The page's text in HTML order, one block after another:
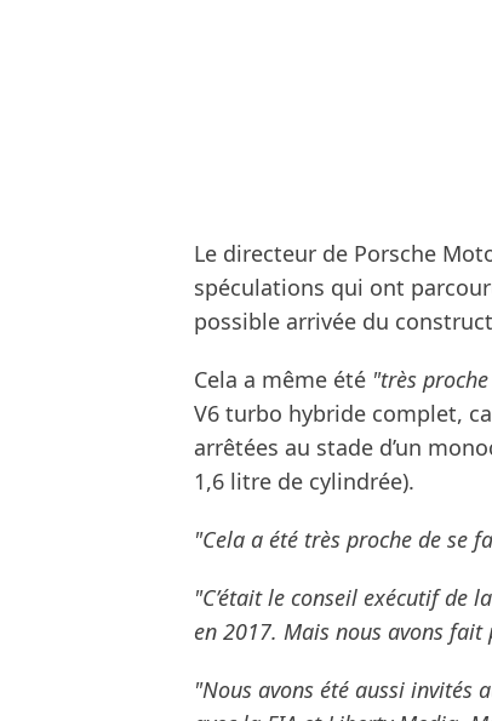
Le directeur de Porsche
spéculations qui ont
possible arrivée du
Cela a même été "très
V6 turbo hybride complet,
arrêtées au stade d’un
1,6 litre de cylindrée).
"Cela a été très proche de se
"C’était le conseil exécutif de
en 2017. Mais nous avons fait
"Nous avons été aussi invités